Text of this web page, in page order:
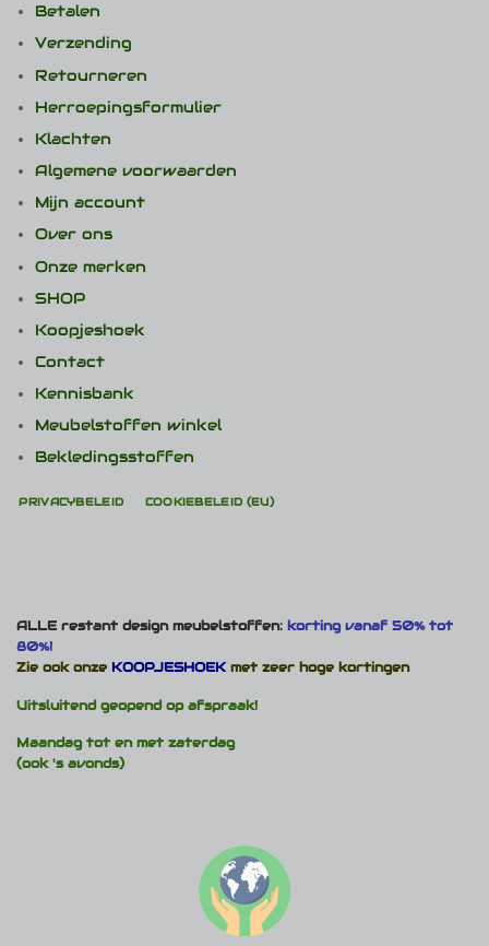
Betalen
Verzending
Retourneren
Herroepingsformulier
Klachten
Algemene voorwaarden
Mijn account
Over ons
Onze merken
SHOP
Koopjeshoek
Contact
Kennisbank
Meubelstoffen winkel
Bekledingsstoffen
PRIVACYBELEID COOKIEBELEID (EU)
ALLE restant design meubelstoffen: korting vanaf 50% tot
80%!
Zie ook onze KOOPJESHOEKmet zeer hoge kortingen
Uitsluitend geopend op afspraak!
Maandag tot en met zaterdag
(ook 's avonds)